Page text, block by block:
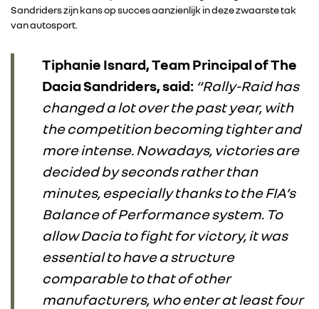
Sandriders zijn kans op succes aanzienlijk in deze zwaarste tak
van autosport.
Tiphanie Isnard, Team Principal of The
Dacia Sandriders, said: “Rally-Raid has
changed a lot over the past year, with
the competition becoming tighter and
more intense. Nowadays, victories are
decided by seconds rather than
minutes, especially thanks to the FIA’s
Balance of Performance system. To
allow Dacia to fight for victory, it was
essential to have a structure
comparable to that of other
manufacturers, who enter at least four